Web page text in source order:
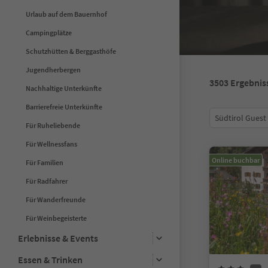
Urlaub auf dem Bauernhof
Campingplätze
Schutzhütten & Berggasthöfe
Jugendherbergen
Nachhaltige Unterkünfte
Barrierefreie Unterkünfte
Für Ruheliebende
Für Wellnessfans
Für Familien
Für Radfahrer
Für Wanderfreunde
Für Weinbegeisterte
Erlebnisse & Events
Essen & Trinken
3503
Südtirol Guest
Online buchbar